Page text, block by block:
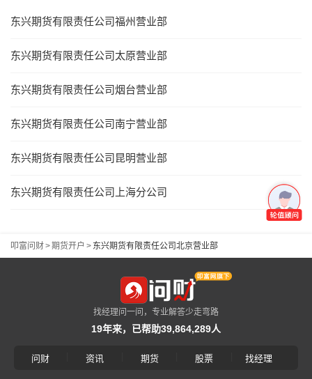
东兴期货有限责任公司福州营业部
东兴期货有限责任公司太原营业部
东兴期货有限责任公司烟台营业部
东兴期货有限责任公司南宁营业部
东兴期货有限责任公司昆明营业部
东兴期货有限责任公司上海分公司
叩富问财>期货开户 > 东兴期货有限责任公司北京营业部
找经理问一问，专业解答少走弯路
19年来，已帮助39,864,289人
问财 资讯 期货 股票 找经理